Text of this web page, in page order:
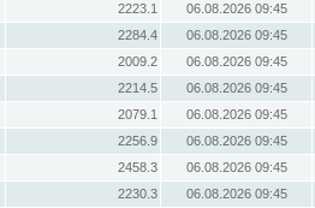
2223.1
06.08.2026 09:45
2284.4
06.08.2026 09:45
2009.2
06.08.2026 09:45
2214.5
06.08.2026 09:45
2079.1
06.08.2026 09:45
2256.9
06.08.2026 09:45
2458.3
06.08.2026 09:45
2230.3
06.08.2026 09:45